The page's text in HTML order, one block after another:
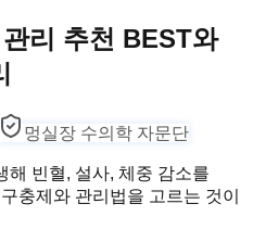
리 추천 BEST와
멍실장 수의학 자문단
해 빈혈, 설사, 체중 감소를
충제와 관리법을 고르는 것이